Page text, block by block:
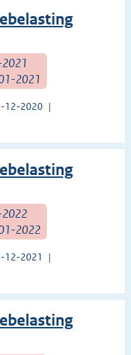
2021
2021
12-2020
2022
2022
12-2021